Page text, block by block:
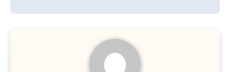
entradas